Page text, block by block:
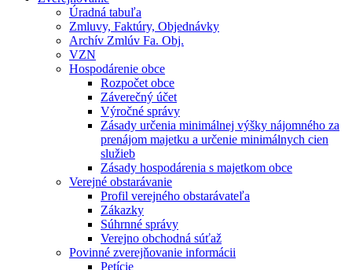
Úradná tabuľa
Zmluvy, Faktúry, Objednávky
Archív Zmlúv Fa. Obj.
VZN
Hospodárenie obce
Rozpočet obce
Záverečný účet
Výročné správy
Zásady určenia minimálnej výšky nájomného za
prenájom majetku a určenie minimálnych cien
služieb
Zásady hospodárenia s majetkom obce
Verejné obstarávanie
Profil verejného obstarávateľa
Zákazky
Súhrnné správy
Verejno obchodná súťaž
Povinné zverejňovanie informácii
Petície